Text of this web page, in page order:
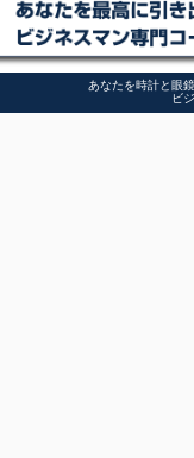
あなたを時計と眼
ビ